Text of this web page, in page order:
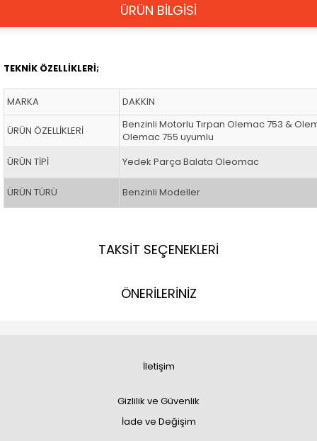
ÜRÜN BİLGİSİ
TEKNİK ÖZELLİKLERİ;
MARKA DAKKIN
ÜRÜN ÖZELLİKLERİ
Benzinli Motorlu Tırpan Olemac 753 &
Olemac 755 uyumlu
ÜRÜN TİPİ
Yedek Parça Balata Oleomac
ÜRÜN TÜRÜ Benzinli Modeller
TAKSİT SEÇENEKLERİ
ÖNERİLERİNİZ
İletişim
Gizlilik ve Güvenlik
İade ve Değişim